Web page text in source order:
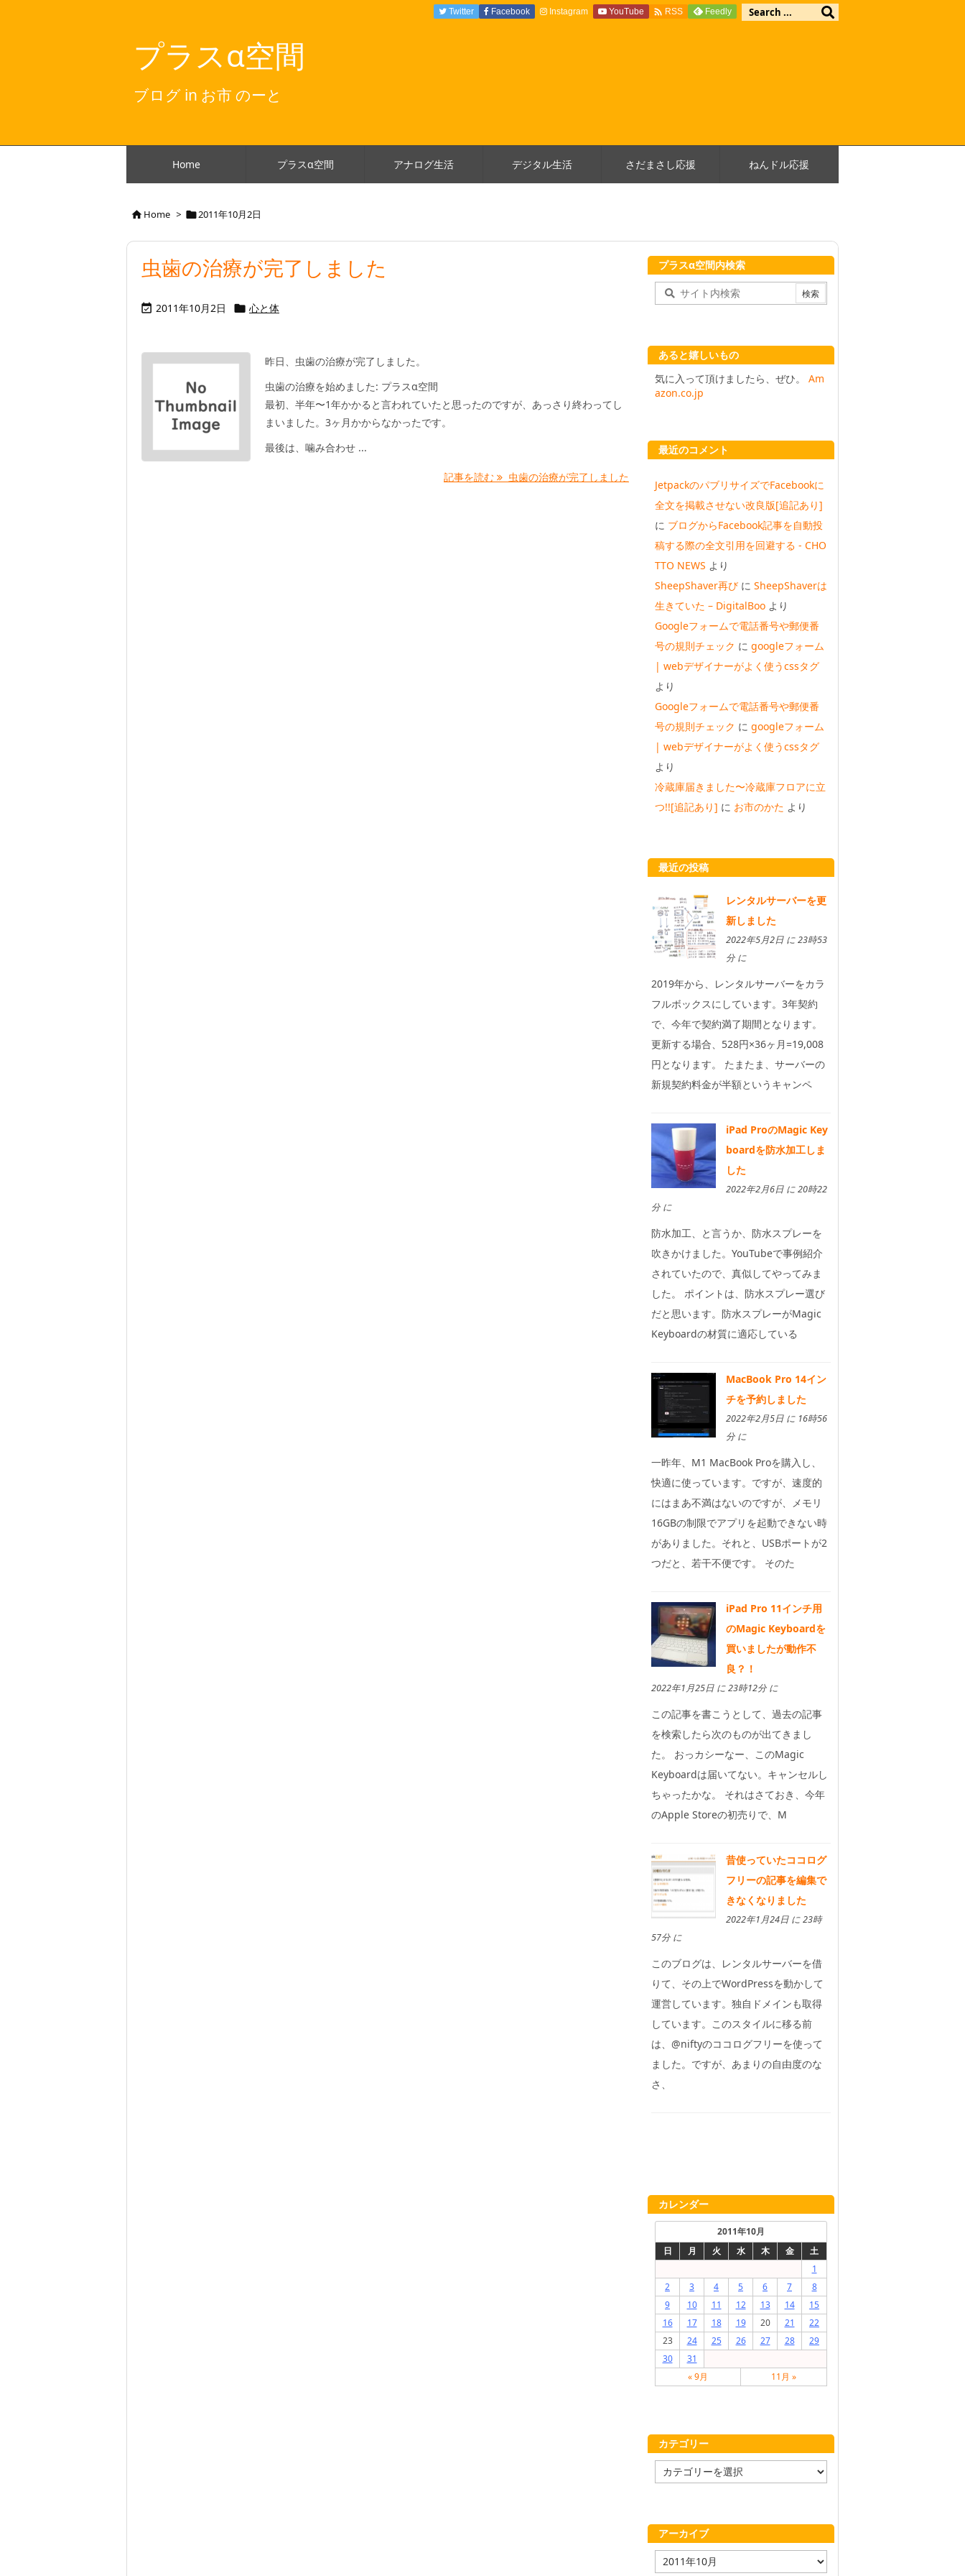
プラスα空間
ブログ in お市 のーと
Home プラスα空間 アナログ生活 デジタル生活 さだまさし応援 ねんドル応援
Twitter Facebook Instagram YouTube  RSS Feedly
Home > 2011年10月2日
虫歯の治療が完了しました
 2011年10月2日  心と体
昨日、虫歯の治療が完了しました。
虫歯の治療を始めました: プラスα空間
最初、半年〜1年かかると言われていたと思ったのですが、あっさり終わってし
まいました。3ヶ月かからなかったです。
最後は、噛み合わせ ...
記事を読む 虫歯の治療が完了しました
プラスα空間内検索
あると嬉しいもの
気に入って頂けましたら、ぜひ。 Am
azon.co.jp
最近のコメント
JetpackのパブリサイズでFacebookに
全文を掲載させない改良版[追記あり]
に ブログからFacebook記事を自動投
稿する際の全文引用を回避する - CHO
TTO NEWS より
SheepShaver再び に SheepShaverは
生きていた – DigitalBoo より
Googleフォームで電話番号や郵便番
号の規則チェック に googleフォーム
| webデザイナーがよく使うcssタグ
より
Googleフォームで電話番号や郵便番
号の規則チェック に googleフォーム
| webデザイナーがよく使うcssタグ
より
冷蔵庫届きました〜冷蔵庫フロアに立
つ!![追記あり] に お市のかた より
最近の投稿
レンタルサーバーを更
新しました
2022年5月2日 に 23時53
分 に
2019年から、レンタルサーバーをカラ
フルボックスにしています。3年契約
で、今年で契約満了期間となります。
更新する場合、528円×36ヶ月=19,008
円となります。 たまたま、サーバーの
新規契約料金が半額というキャンペ
iPad ProのMagic Key
boardを防水加工しま
した
2022年2月6日 に 20時22
分 に
防水加工、と言うか、防水スプレーを
吹きかけました。YouTubeで事例紹介
されていたので、真似してやってみま
した。 ポイントは、防水スプレー選び
だと思います。防水スプレーがMagic
Keyboardの材質に適応している
MacBook Pro 14イン
チを予約しました
2022年2月5日 に 16時56
分 に
一昨年、M1 MacBook Proを購入し、
快適に使っています。ですが、速度的
にはまあ不満はないのですが、メモリ
16GBの制限でアプリを起動できない時
がありました。それと、USBポートが2
つだと、若干不便です。 そのた
iPad Pro 11インチ用
のMagic Keyboardを
買いましたが動作不
良？！
2022年1月25日 に 23時12分 に
この記事を書こうとして、過去の記事
を検索したら次のものが出てきまし
た。 おっカシーなー、このMagic
Keyboardは届いてない。キャンセルし
ちゃったかな。 それはさておき、今年
のApple Storeの初売りで、M
昔使っていたココログ
フリーの記事を編集で
きなくなりました
2022年1月24日 に 23時
57分 に
このブログは、レンタルサーバーを借
りて、その上でWordPressを動かして
運営しています。独自ドメインも取得
しています。このスタイルに移る前
は、@niftyのココログフリーを使って
ました。ですが、あまりの自由度のな
さ、
カレンダー
2011年10月
日
月 火 水 木 金
土
1
2
3 4 5 6 7
8
9
10 11 12 13 14
15
16
17 18 19 20 21
22
23
24 25 26 27 28
29
30
31
« 9月
11月 »
カテゴリー
テ
ー
アーカイブ
ア
ー